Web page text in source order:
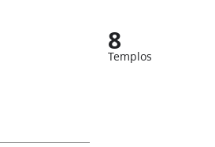
8
Templos